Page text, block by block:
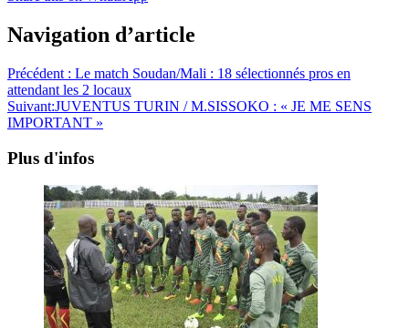
Navigation d’article
Précédent : Le match Soudan/Mali : 18 sélectionnés pros en
attendant les 2 locaux
Suivant:JUVENTUS TURIN / M.SISSOKO : « JE ME SENS
IMPORTANT »
Plus d'infos